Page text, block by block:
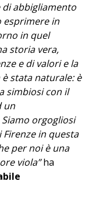
di abbigliamento
esprimere in
in quel
storia vera,
e di valori e la
stata naturale: è
simbiosi con il
un
orgogliosi
in questa
per noi è una
viola”ha